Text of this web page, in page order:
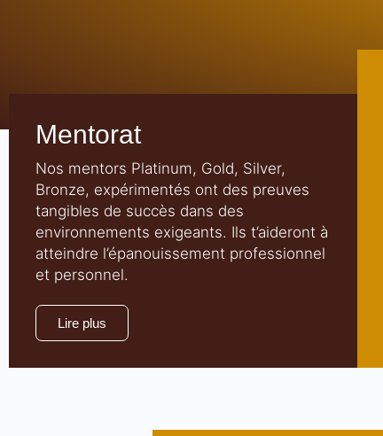
Mentorat
Nos mentors Platinum, Gold, Silver,
Bronze, expérimentés ont des preuves
tangibles de succès dans des
environnements exigeants. Ils t’aideront à
atteindre l’épanouissement professionnel
et personnel.
Lire plus